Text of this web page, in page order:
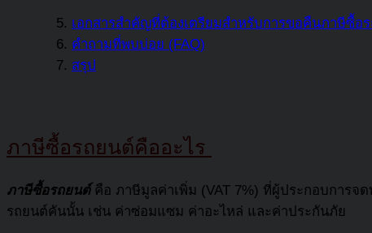
เอกสารสำคัญที่ต้องเตรียมสำหรับการขอคืนภาษีซื้อ
คำถามที่พบบ่อย (FAQ)
สรุป
ภาษีซื้อรถยนต์คืออะไร
ภาษีซื้อรถยนต์คือ ภาษีมูลค่าเพิ่ม (VAT 7%) ที่ผู้ประกอบการจด
รถยนต์คันนั้น เช่น ค่าซ่อมแซม ค่าอะไหล่ และค่าประกันภัย